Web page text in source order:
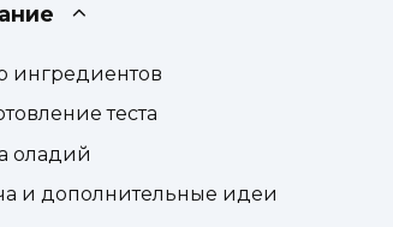
ингредиентов
теста
оладий
и дополнительные идеи